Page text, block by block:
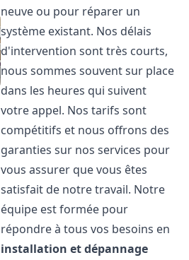
neuve ou pour réparer un
système existant. Nos délais
d'intervention sont très courts,
nous sommes souvent sur place
dans les heures qui suivent
votre appel. Nos tarifs sont
compétitifs et nous offrons des
garanties sur nos services pour
vous assurer que vous êtes
satisfait de notre travail. Notre
équipe est formée pour
répondre à tous vos besoins en
installation et dépannage